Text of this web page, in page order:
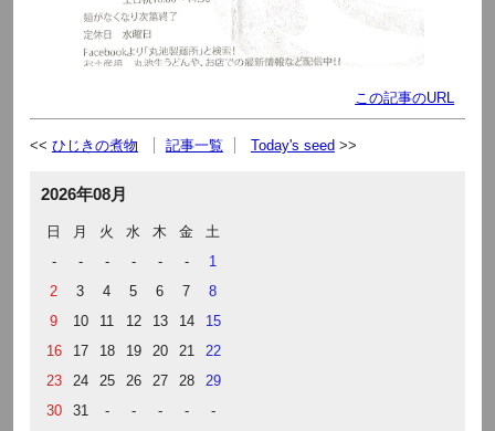
この記事のURL
ひじきの煮物 記事一覧 Today's seed
2026年08月
日 月 火 水 木 金
土
-
- - - - -
1
2
3 4 5 6 7
8
9
10 11 12 13 14
15
16
17 18 19 20 21
22
23
24 25 26 27 28
29
30
31 - - - - -